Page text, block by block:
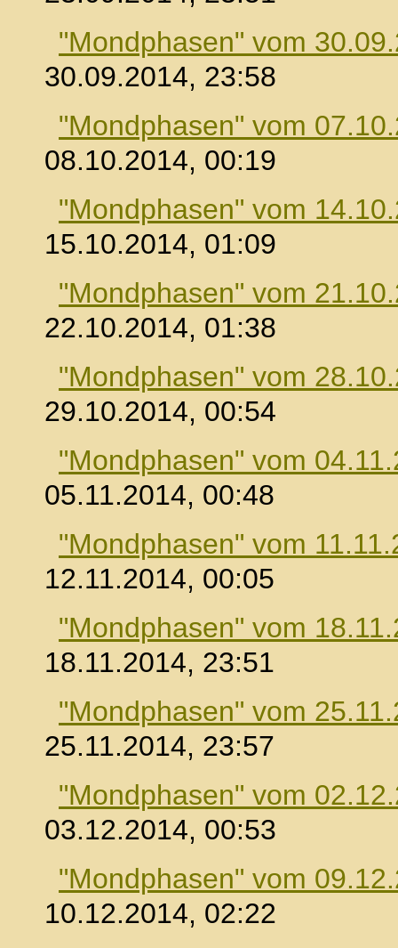
"Mondphasen" vom
30.09.2014, 23:58
"Mondphasen" vom
08.10.2014, 00:19
"Mondphasen" vom
15.10.2014, 01:09
"Mondphasen" vom
22.10.2014, 01:38
"Mondphasen" vom
29.10.2014, 00:54
"Mondphasen" vom
05.11.2014, 00:48
"Mondphasen" vom
12.11.2014, 00:05
"Mondphasen" vom
18.11.2014, 23:51
"Mondphasen" vom
25.11.2014, 23:57
"Mondphasen" vom
03.12.2014, 00:53
"Mondphasen" vom
10.12.2014, 02:22